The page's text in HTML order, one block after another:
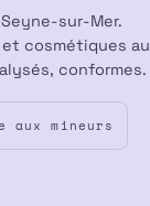
Seyne-sur-Mer.
et cosmétiques au
conformes.
mineurs